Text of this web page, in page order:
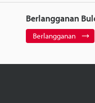
Berlangganan
Berlangganan